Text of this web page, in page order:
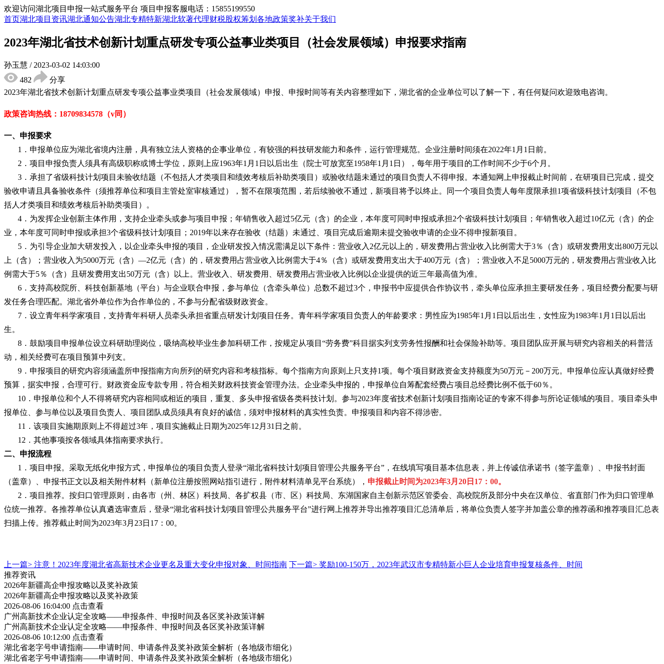
欢迎访问湖北项目申报一站式服务平台 项目申报客服电话：15855199550
首页湖北项目资讯湖北通知公告湖北专精特新湖北软著代理财税股权筹划 各地政策奖补关于我们
2023年湖北省技术创新计划重点研发专项公益事业类项目（社会发展领域）申报要求指南
孙玉慧 / 2023-03-02 14:03:00
482
分享
2023年湖北省技术创新计划重点研发专项公益事业类项目（社会发展领域）申报
申报时间等有关内容整理如下，湖北省的企业单位可以了解一下，有任何疑问欢迎致电咨询。
政策咨询热线： 18709834578（v同）
一、申报要求
1．申报单位应为湖北省境内注册，具有独立法人资格的企事业单位，有较强的科技研发能力和条件，运行管理规范。企业注册时间须在2022年1月1日前。
2．项目申报负责人须具有高级职称或博士学位，原则上应1963年1月1日以后出生（院士可放宽至1958年1月1日），每年用于项目的工作时间不少于6个月。
3．承担了省级科技计划项目未验收结题（不包括人才类项目和绩效考核后补助类项目）或验收结题未通过的项目负责人不得申报。本通知网上申报截止时间前，在研项目已完成，提交
验收申请且具备验收条件（须推荐单位和项目主管处室审核通过），暂不在限项范围，若后续验收不通过，新项目将予以终止。同一个项目负责人每年度限承担1项省级科技计划项目（不包
括人才类项目和绩效考核后补助类项目）。
4．为发挥企业创新主体作用，支持企业牵头或参与项目申报；年销售收入超过5亿元（含）的企业，本年度可同时申报或承担2个省级科技计划项目；年销售收入超过10亿元（含）的企
业，本年度可同时申报或承担3个省级科技计划项目；2019年以来存在验收（结题）未通过、项目完成后逾期未提交验收申请的企业不得申报新项目。
5．为引导企业加大研发投入，以企业牵头申报的项目，企业研发投入情况需满足以下条件：营业收入2亿元以上的，研发费用占营业收入比例需大于3％（含）或研发费用支出800万元以
上（含）；营业收入为5000万元（含）—2亿元（含）的，研发费用占营业收入比例需大于4％（含）或研发费用支出大于400万元（含）；营业收入不足5000万元的，研发费用占营业收入比
例需大于5％（含）且研发费用支出50万元（含）以上。营业收入、研发费用、研发费用占营业收入比例以企业提供的近三年最高值为准。
6．支持高校院所、科技创新基地（平台）与企业联合申报，参与单位（含牵头单位）总数不超过3个，申报书中应提供合作协议书，牵头单位应承担主要研发任务，项目经费分配要与研
发任务合理匹配。湖北省外单位作为合作单位的，不参与分配省级财政资金。
7．设立青年科学家项目，支持青年科研人员牵头承担省重点研发计划项目任务。青年科学家项目负责人的年龄要求：男性应为1985年1月1日以后出生，女性应为1983年1月1日以后出
生。
8．鼓励项目申报单位设立科研助理岗位，吸纳高校毕业生参加科研工作，按规定从项目“劳务费”科目据实列支劳务性报酬和社会保险补助等。项目团队应开展与研究内容相关的科普活
动，相关经费可在项目预算中列支。
9．申报项目的研究内容须涵盖所申报指南方向所列的研究内容和考核指标。每个指南方向原则上只支持1项。每个项目财政资金支持额度为50万元－200万元。申报单位应认真做好经费
预算，据实申报，合理可行。财政资金应专款专用，符合相关财政科技资金管理办法。企业牵头申报的，申报单位自筹配套经费占项目总经费比例不低于60％。
10．申报单位和个人不得将研究内容相同或相近的项目，重复、多头申报省级各类科技计划。参与2023年度省技术创新计划项目指南论证的专家不得参与所论证领域的项目。项目牵头申
报单位、参与单位以及项目负责人、项目团队成员须具有良好的诚信，须对申报材料的真实性负责。申报项目和内容不得涉密。
11．该项目实施期原则上不得超过3年，项目实施截止日期为2025年12月31日之前。
12．其他事项按各领域具体指南要求执行。
二、申报流程
1．项目申报。采取无纸化申报方式，申报单位的项目负责人登录“湖北省科技计划项目管理公共服务平台”，在线填写项目基本信息表，并上传诚信承诺书（签字盖章）、申报书封面
（盖章）、申报书正文以及相关附件材料（新单位注册按照网站指引进行，附件材料清单见平台系统）， 申报截止时间为2023年3月20日17：00。
2．项目推荐。按归口管理原则，由各市（州、林区）科技局、各扩权县（市、区）科技局、东湖国家自主创新示范区管委会、高校院所及部分中央在汉单位、省直部门作为归口管理单
位统一推荐。各推荐单位认真遴选审查后，登录“湖北省科技计划项目管理公共服务平台”进行网上推荐并导出推荐项目汇总清单后，将单位负责人签字并加盖公章的推荐函和推荐项目汇总表
扫描上传。推荐截止时间为2023年3月23日17：00。
上一篇> 注意！2023年度湖北省高新技术企业更名及重大变化申报对象、时间指南 下一篇> 奖励100-150万，2023年武汉市专精特新小巨人企业培育申报复核条件、时间
推荐资讯
2026年新疆高企申报攻略以及奖补政策
2026年新疆高企申报攻略以及奖补政策
2026-08-06 16:04:00 点击查看
广州高新技术企业认定全攻略——申报条件、申报时间及各区奖补政策详解
广州高新技术企业认定全攻略——申报条件、申报时间及各区奖补政策详解
2026-08-06 10:12:00 点击查看
湖北省老字号申请指南——申请时间、申请条件及奖补政策全解析（各地级市细化）
湖北省老字号申请指南——申请时间、申请条件及奖补政策全解析（各地级市细化）